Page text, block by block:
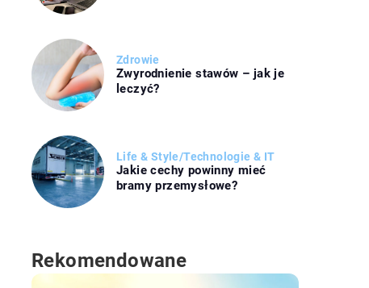
Zdrowie
Zwyrodnienie stawów – jak je
leczyć?
Life & Style/Technologie & IT
Jakie cechy powinny mieć
bramy przemysłowe?
Rekomendowane